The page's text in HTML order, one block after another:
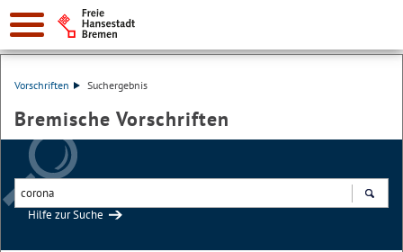
Vorschriften Suchergebnis
Bremische Vorschriften
Hilfe zur Suche